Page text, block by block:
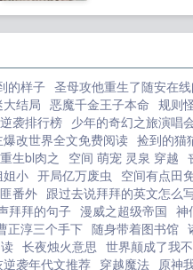
头，喃喃自语道
位书友要是觉得
完整版还不错的
群和微博里的朋
的样子 圣母攻他重生了随安在
结局 恶魔千金王子本命 规则
袭排行榜 少年的奇幻之旅演唱
改世界全文免费阅读 捡到的猫
重生bl肉之 空间 萌宠 灵泉 穿越
姐小 开局亿万废虫 空间有点田
番外 跟过去说拜拜的英文怎么
拜拜的句子 漫威之超级帝国 神
正淳三个手下 随身带着图书馆
长夜烛火意思 世界颠成了我
逆袭年代文推荐 穿越魔法 原神